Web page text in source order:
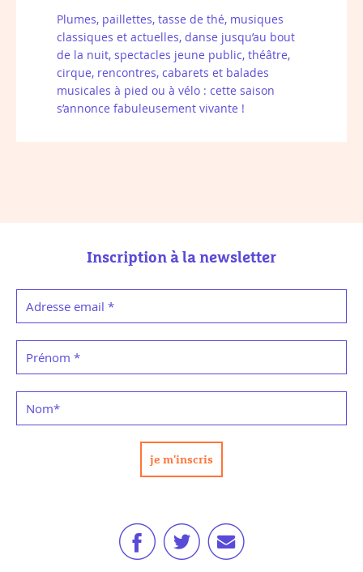
Plumes, paillettes, tasse de thé, musiques
classiques et actuelles, danse jusqu’au bout
de la nuit, spectacles jeune public, théâtre,
cirque, rencontres, cabarets et balades
musicales à pied ou à vélo : cette saison
s’annonce fabuleusement vivante !
Inscription à la newsletter
Adresse email *
Prénom *
Nom*